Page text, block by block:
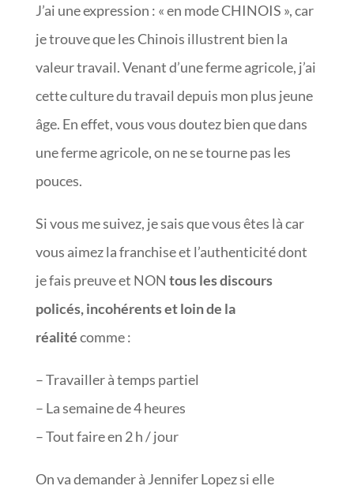
J’ai une expression : « en mode CHINOIS », car
je trouve que les Chinois illustrent bien la
valeur travail. Venant d’une ferme agricole, j’ai
cette culture du travail depuis mon plus jeune
âge. En effet, vous vous doutez bien que dans
une ferme agricole, on ne se tourne pas les
pouces.
Si vous me suivez, je sais que vous êtes là car
vous aimez la franchise et l’authenticité dont
je fais preuve et NON tous les discours
policés, incohérents et loin de la
réalitécomme :
– Travailler à temps partiel
– La semaine de 4 heures
– Tout faire en 2 h / jour
On va demander à Jennifer Lopez si elle